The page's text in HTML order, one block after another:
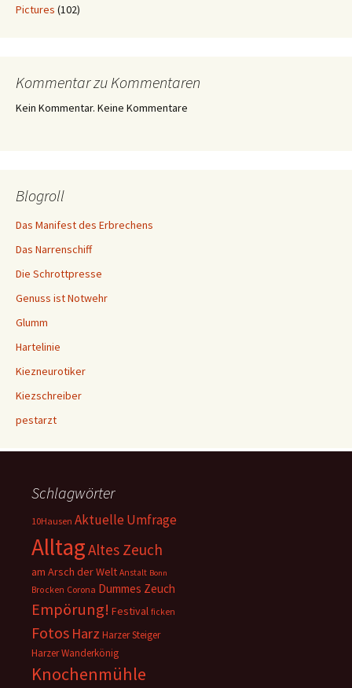
Pictures (102)
Kommentar zu Kommentaren
Kein Kommentar. Keine Kommentare
Blogroll
Das Manifest des Erbrechens
Das Narrenschiff
Die Schrottpresse
Genuss ist Notwehr
Glumm
Hartelinie
Kiezneurotiker
Kiezschreiber
pestarzt
Schlagwörter
10Hausen Aktuelle Umfrage
AlltagAltes Zeuch
am Arsch der Welt Anstalt Bonn
Brocken Corona Dummes Zeuch
Empörung! Festival ficken
Fotos Harz Harzer Steiger
Harzer Wanderkönig
Knochenmühle